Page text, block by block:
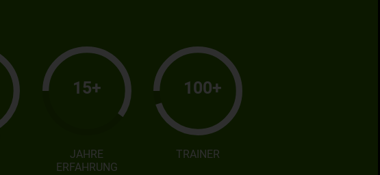
15+
JAHRE
ERFAHRUNG
100+
TRAINER